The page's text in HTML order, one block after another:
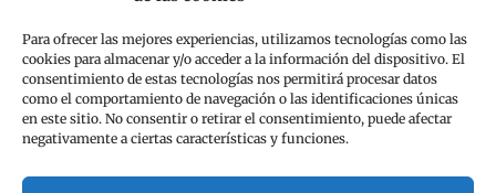
Para ofrecer las mejores experiencias, utilizamos tecnologías como las
cookies para almacenar y/o acceder a la información del dispositivo. El
consentimiento de estas tecnologías nos permitirá procesar datos
como el comportamiento de navegación o las identificaciones únicas
en este sitio. No consentir o retirar el consentimiento, puede afectar
negativamente a ciertas características y funciones.
navegador para la próxima vez que comente.
Enviar comentario